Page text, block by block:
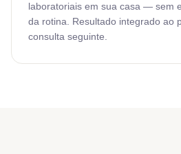
laboratoriais em sua casa — sem
da rotina. Resultado integrado ao
consulta seguinte.